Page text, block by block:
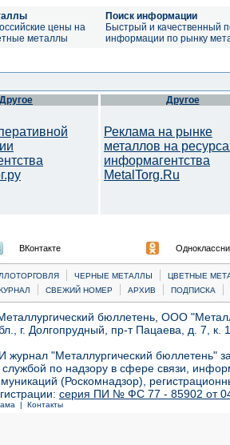
цены на
металлы
Поиск информации
Быстрый и качественный
информации по рынку
Другое Другое
Реклама на рынке
металлов на
информагентства
MetalTorg.Ru
ВКонтакте
| ЧЕРНЫЕ МЕТАЛЛЫ |
ЦВЕТНЫЕ
| СВЕЖИЙ НОМЕР | АРХИВ | ПОДПИСКА |
бюллетень, ООО
г. Долгопрудный, пр-т Пацаева, д. 7,
"Металлургический бюллетень"
по надзору в сфере связи,
(Роскомнадзор),
серия ПИ № ФС 77 - 85902 от 04
| Контакты